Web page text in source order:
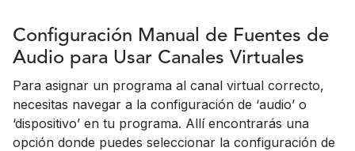
Configuración Manual de Fuentes de
Audio para Usar Canales Virtuales
Para asignar un programa al canal virtual correcto,
necesitas navegar a la configuración de ‘audio’ o
‘dispositivo’ en tu programa. Allí encontrarás una
opción donde puedes seleccionar la configuración de